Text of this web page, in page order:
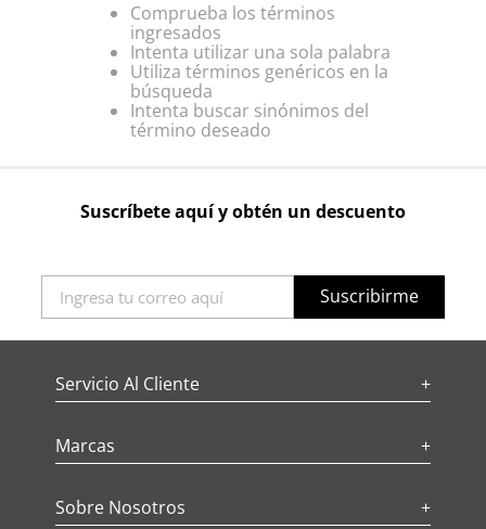
Comprueba los términos
ingresados
Intenta utilizar una sola palabra
Utiliza términos genéricos en la
búsqueda
Intenta buscar sinónimos del
término deseado
Suscríbete aquí y obtén un descuento
Suscribirme
Servicio Al Cliente +
Marcas +
Sobre Nosotros +